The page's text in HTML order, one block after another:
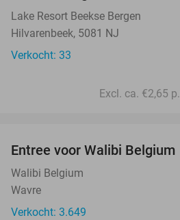
Lake Resort Beekse Bergen
Hilvarenbeek, 5081 NJ
Verkocht: 33
Excl. ca. €2,65
Entree voor Walibi Belgium
Walibi Belgium
Wavre
Verkocht: 3.649